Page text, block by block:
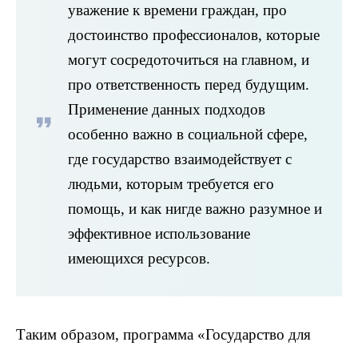
уважение к времени граждан, про
достоинство профессионалов, которые
могут сосредоточиться на главном, и
про ответственность перед будущим.
Применение данных подходов
особенно важно в социальной сфере,
где государство взаимодействует с
людьми, которым требуется его
помощь, и как нигде важно разумное и
эффективное использование
имеющихся ресурсов.
Таким образом, программа «Государство для